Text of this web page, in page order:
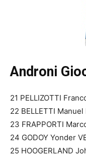
Androni
21 PELLIZOTTI
22 BELLETTI Manuel
23 FRAPPORTI
24 GODOY Yonder
25 HOOGERLAND